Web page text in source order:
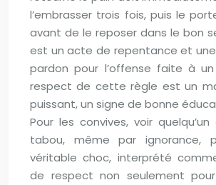
l’embrasser trois fois, puis le
avant de le reposer dans le bon
est un acte de repentance et
pardon pour l’offense faite à
respect de cette règle est un
puissant, un signe de bonne
Pour les convives, voir
tabou, même par ignorance,
véritable choc, interprété
de respect non seulement